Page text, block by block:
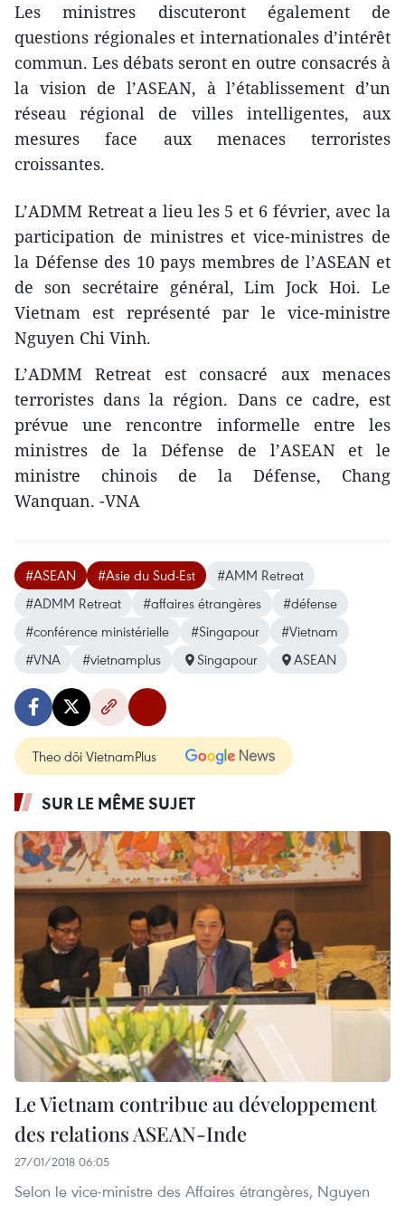
Les ministres discuteront également de
questions régionales et internationales d’intérêt
commun. Les débats seront en outre consacrés à
la vision de l’ASEAN, à l’établissement d’un
réseau régional de villes intelligentes, aux
mesures face aux menaces terroristes
croissantes.
L’ADMM Retreat a lieu les 5 et 6 février, avec la
participation de ministres et vice-ministres de
la Défense des 10 pays membres de l’ASEAN et
de son secrétaire général, Lim Jock Hoi. Le
Vietnam est représenté par le vice-ministre
Nguyen Chi Vinh.
L’ADMM Retreat est consacré aux menaces
terroristes dans la région. Dans ce cadre, est
prévue une rencontre informelle entre les
ministres de la Défense de l’ASEAN et le
ministre chinois de la Défense, Chang
Wanquan. -VNA
#ASEAN #Asie du Sud-Est
#AMM Retreat
#ADMM Retreat
#affaires étrangères
#défense
#conférence ministérielle
#Singapour
#Vietnam
#VNA
#vietnamplus Singapour ASEAN
Theo dõi VietnamPlus
SUR LE MÊME SUJET
Le Vietnam contribue au développement
des relations ASEAN-Inde
27/01/2018 06:05
Selon le vice-ministre des Affaires étrangères, Nguyen